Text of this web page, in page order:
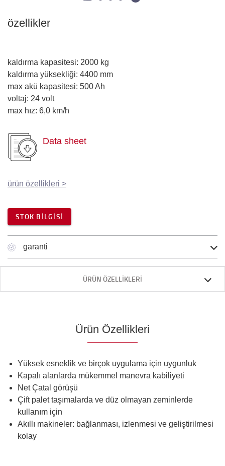
özellikler
kaldırma kapasitesi: 2000 kg
kaldırma yüksekliği: 4400 mm
max akü kapasitesi: 500Ah
voltaj: 24 volt
max hız: 6,0 km/h
Data sheet
ürün özellikleri >
STOK BILGISI
garanti
ÜRÜN ÖZELLIKLERI
Ürün Özellikleri
Yüksek esneklik ve birçok uygulama için uygunluk
Kapalı alanlarda mükemmel manevra kabiliyeti
Net Çatal görüşü
Çift palet taşımalarda ve düz olmayan zeminlerde
kullanım için
Akıllı makineler: bağlanması, izlenmesi ve geliştirilmesi
kolay